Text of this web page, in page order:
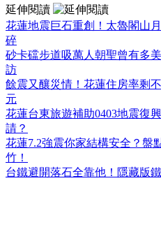
延伸閱讀
花蓮地震巨石重創！太魯閣山
碎
砂卡礑步道吸萬人朝聖曾有多
訪
餘震又釀災情！花蓮住房率剩
元
花蓮台東旅遊補助0403地震復
請？
花蓮7.2強震你家結構安全？盤
竹！
台鐵避開落石全靠他！隱藏版